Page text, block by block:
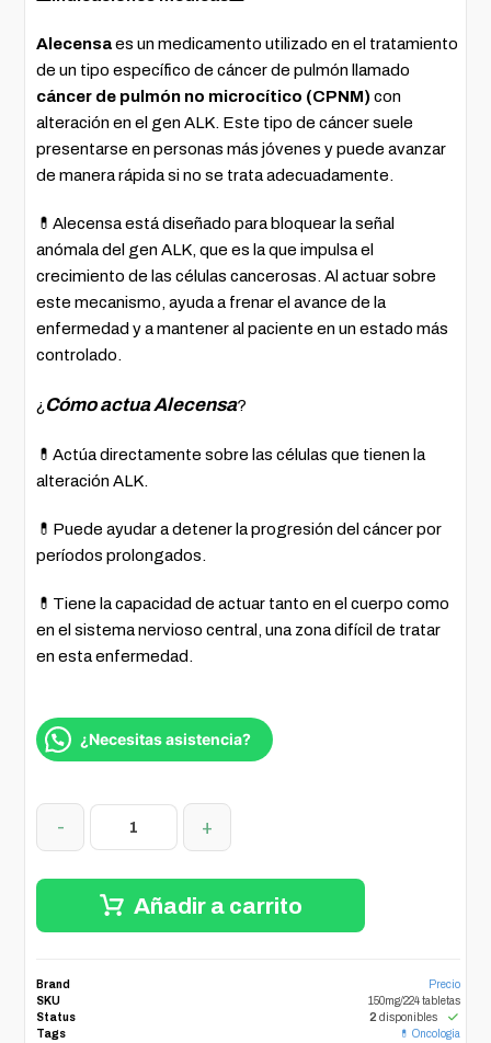
Alecensaes un medicamento utilizado en el tratamiento
de un tipo específico de cáncer de pulmón llamado
cáncer de pulmón no microcítico (CPNM) con
alteración en el gen ALK. Este tipo de cáncer suele
presentarse en personas más jóvenes y puede avanzar
de manera rápida si no se trata adecuadamente.
💊Alecensa está diseñado para bloquear la señal
anómala del gen ALK, que es la que impulsa el
crecimiento de las células cancerosas. Al actuar sobre
este mecanismo, ayuda a frenar el avance de la
enfermedad y a mantener al paciente en un estado más
controlado.
¿Cómo actua Alecensa?
💊Actúa directamente sobre las células que tienen la
alteración ALK.
💊Puede ayudar a detener la progresión del cáncer por
períodos prolongados.
💊Tiene la capacidad de actuar tanto en el cuerpo como
en el sistema nervioso central, una zona difícil de tratar
en esta enfermedad.
¿Necesitas asistencia?
- +
Añadir a carrito
Brand
Precio
SKU
150mg/224 tabletas
Status
2 disponibles
Tags
💊 Oncologia